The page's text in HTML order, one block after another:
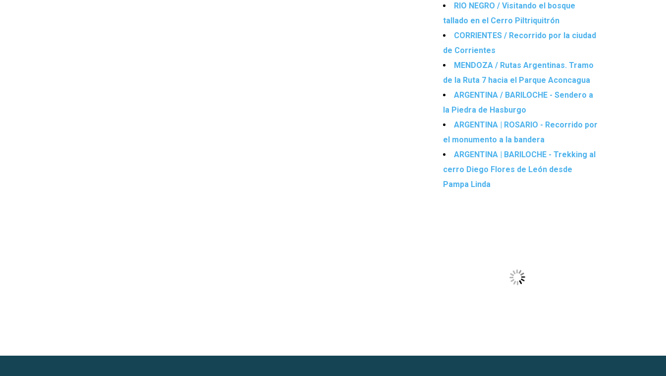
RIO NEGRO / Visitando el bosque
tallado en el Cerro Piltriquitrón
CORRIENTES / Recorrido por la ciudad
de Corrientes
MENDOZA / Rutas Argentinas. Tramo
de la Ruta 7 hacia el Parque Aconcagua
ARGENTINA / BARILOCHE - Sendero a
la Piedra de Hasburgo
ARGENTINA | ROSARIO - Recorrido por
el monumento a la bandera
ARGENTINA | BARILOCHE - Trekking al
cerro Diego Flores de León desde
Pampa Linda